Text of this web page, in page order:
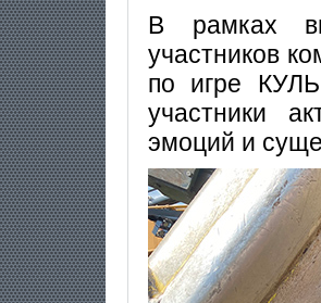
В рамках
участников
по игре
участники
эмоций и